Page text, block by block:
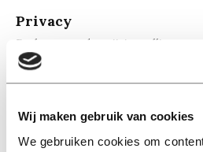
Wij maken gebruik van cookies
We gebruiken cookies om
Privacy
De hogeronderwijsinstellingen
maken met commerciële
over het gebruik van data en
gesprekken met deze